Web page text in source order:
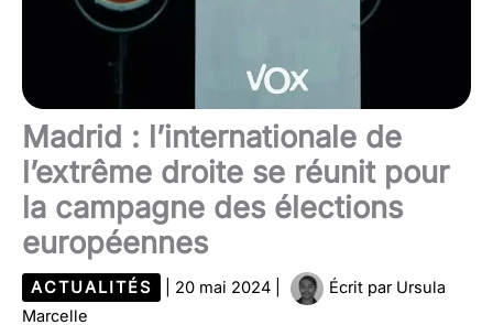
Madrid : l’internationale de
l’extrême droite se réunit pour
la campagne des élections
européennes
ACTUALITÉS 20 mai 2024 Écrit par Ursula
Marcelle